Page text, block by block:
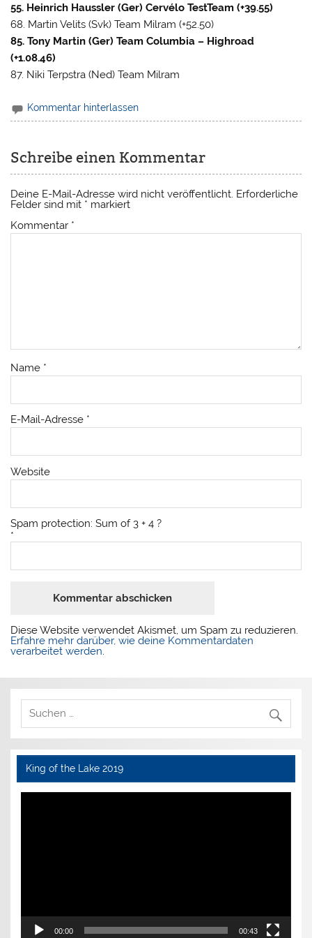
55. Heinrich Haussler (Ger) Cervélo TestTeam (+39.55)
68. Martin Velits (Svk) Team Milram (+52.50)
85. Tony Martin (Ger) Team Columbia – Highroad
(+1.08.46)
87. Niki Terpstra (Ned) Team Milram
Kommentar hinterlassen
Schreibe einen Kommentar
Deine E-Mail-Adresse wird nicht veröffentlicht. Erforderliche
Felder sind mit * markiert
Kommentar *
Name *
E-Mail-Adresse *
Website
Spam protection: Sum of 3 + 4 ?
*
Diese Website verwendet Akismet, um Spam zu reduzieren.
Erfahre mehr darüber, wie deine Kommentardaten
verarbeitet werden.
King of the Lake 2019
Video-
00:00 00:43